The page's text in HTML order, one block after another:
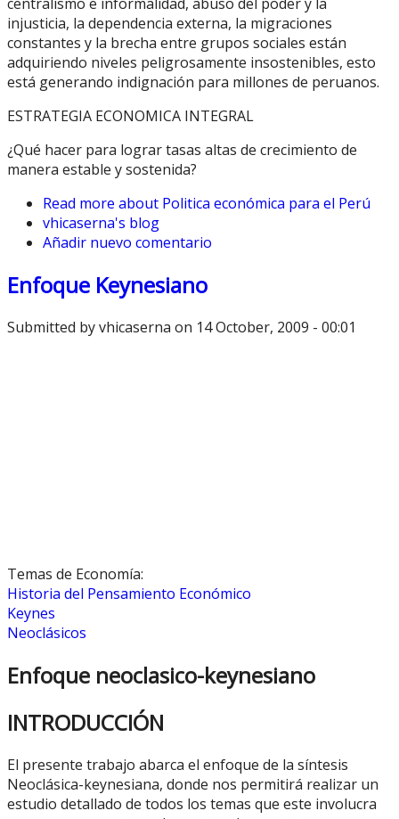
injusticia, la dependencia externa, la migraciones
constantes y la brecha entre grupos sociales están
adquiriendo niveles peligrosamente insostenibles, esto
está generando indignación para millones de peruanos.
ESTRATEGIA ECONOMICA INTEGRAL
¿Qué hacer para lograr tasas altas de crecimiento de
manera estable y sostenida?
Read more about Politica económica para el Perú
vhicaserna's blog
Añadir nuevo comentario
Enfoque Keynesiano
Submitted byvhicaserna on 14 October, 2009 - 00:01
Temas de Economía:
Historia del Pensamiento Económico
Keynes
Neoclásicos
Enfoque neoclasico-keynesiano
INTRODUCCIÓN
El presente trabajo abarca el enfoque de la síntesis
Neoclásica-keynesiana, donde nos permitirá realizar un
estudio detallado de todos los temas que este involucra